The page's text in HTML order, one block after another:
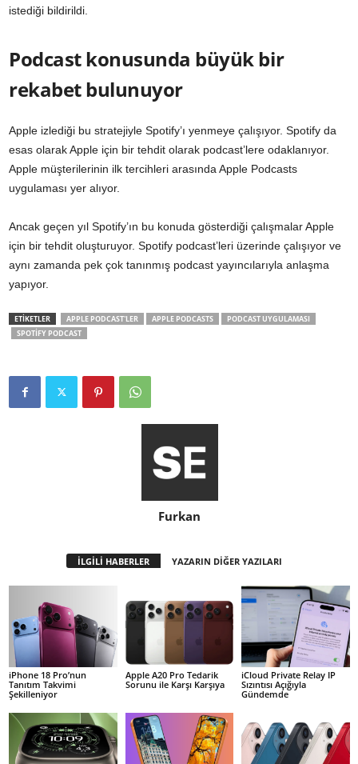
istediği bildirildi.
Podcast konusunda büyük bir
rekabet bulunuyor
Apple izlediği bu stratejiyle Spotify’ı yenmeye çalışıyor. Spotify da
esas olarak Apple için bir tehdit olarak podcast’lere odaklanıyor.
Apple müşterilerinin ilk tercihleri arasında Apple Podcasts
uygulaması yer alıyor.
Ancak geçen yıl Spotify’ın bu konuda gösterdiği çalışmalar Apple
için bir tehdit oluşturuyor. Spotify podcast’leri üzerinde çalışıyor ve
aynı zamanda pek çok tanınmış podcast yayıncılarıyla anlaşma
yapıyor.
ETİKETLER APPLE PODCAST'LER APPLE PODCASTS
PODCAST UYGULAMASI
SPOTIFY PODCAST
Furkan
İLGİLİ HABERLER YAZARIN DİĞER YAZILARI
iPhone 18 Pro’nun
Tanıtım Takvimi
Şekilleniyor
Apple A20 Pro Tedarik
Sorunu ile Karşı Karşıya
iCloud Private Relay IP
Sızıntısı Açığıyla
Gündemde